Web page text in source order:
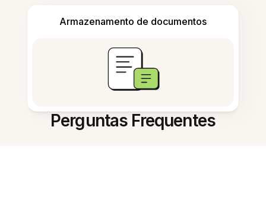
Armazenamento de documentos
Perguntas Frequentes